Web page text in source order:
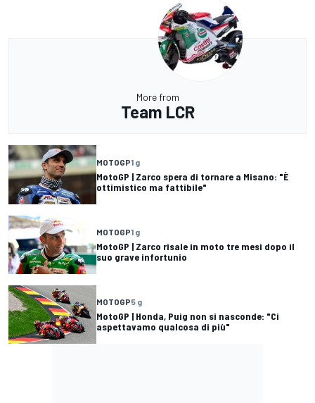
More from
Team LCR
MOTOGP1 g
MotoGP | Zarco spera di tornare a Misano: "È
ottimistico ma fattibile"
MOTOGP1 g
MotoGP | Zarco risale in moto tre mesi dopo il
suo grave infortunio
MOTOGP5 g
MotoGP | Honda, Puig non si nasconde: "Ci
aspettavamo qualcosa di più"